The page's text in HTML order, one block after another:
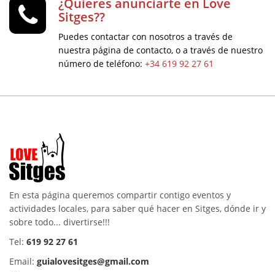
¿Quieres anunciarte en Love
Sitges??
Puedes contactar con nosotros a través de
nuestra página de contacto, o a través de nuestro
número de teléfono: +34 619 92 27 61
En esta página queremos compartir contigo eventos y
actividades locales, para saber qué hacer en Sitges, dónde ir y
sobre todo... divertirse!!!
Tel: 619 92 27 61
Email: guialovesitges@gmail.com